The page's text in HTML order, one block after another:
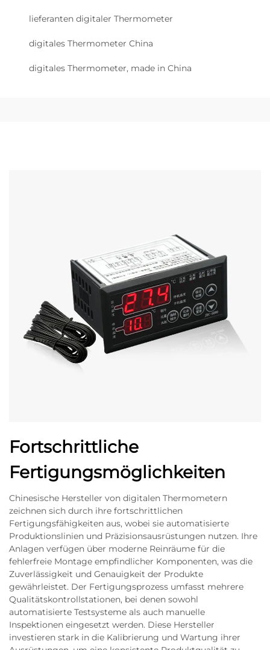
lieferanten digitaler Thermometer
digitales Thermometer China
digitales Thermometer, made in China
Fortschrittliche
Fertigungsmöglichkeiten
Chinesische Hersteller von digitalen Thermometern
zeichnen sich durch ihre fortschrittlichen
Fertigungsfähigkeiten aus, wobei sie automatisierte
Produktionslinien und Präzisionsausrüstungen nutzen. Ihre
Anlagen verfügen über moderne Reinräume für die
fehlerfreie Montage empfindlicher Komponenten, was die
Zuverlässigkeit und Genauigkeit der Produkte
gewährleistet. Der Fertigungsprozess umfasst mehrere
Qualitätskontrollstationen, bei denen sowohl
automatisierte Testsysteme als auch manuelle
Inspektionen eingesetzt werden. Diese Hersteller
investieren stark in die Kalibrierung und Wartung ihrer